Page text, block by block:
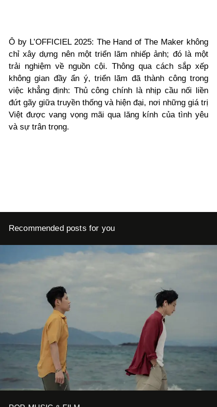
Ô by L’OFFICIEL 2025: The Hand of The Maker không
chỉ xây dựng nên một triển lãm nhiếp ảnh; đó là một
trải nghiệm về nguồn cội. Thông qua cách sắp xếp
không gian đầy ẩn ý, triển lãm đã thành công trong
việc khẳng định: Thủ công chính là nhịp cầu nối liền
đứt gãy giữa truyền thống và hiện đại, nơi những giá trị
Việt được vang vọng mãi qua lăng kính của tình yêu
và sự trân trọng.
Recommended posts for you